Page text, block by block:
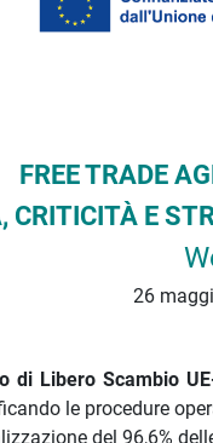
FREE TRADE
CRITICITÀ E
26
di Libero Scambio
le procedure
del 96,6%